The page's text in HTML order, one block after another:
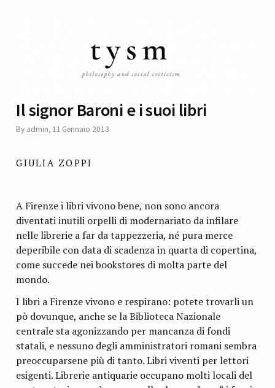
Il signor Baroni e i suoi libri
By admin, 11 Gennaio 2013
GIULIA ZOPPI
A Firenze i libri vivono bene, non sono ancora
diventati inutili orpelli di modernariato da infilare
nelle librerie a far da tappezzeria, né pura merce
deperibile con data di scadenza in quarta di copertina,
come succede nei bookstores di molta parte del
mondo.
I libri a Firenze vivono e respirano: potete trovarli un
pò dovunque, anche se la Biblioteca Nazionale
centrale sta agonizzando per mancanza di fondi
statali, e nessuno degli amministratori romani sembra
preoccuparsene più di tanto. Libri viventi per lettori
esigenti. Librerie antiquarie occupano molti locali del